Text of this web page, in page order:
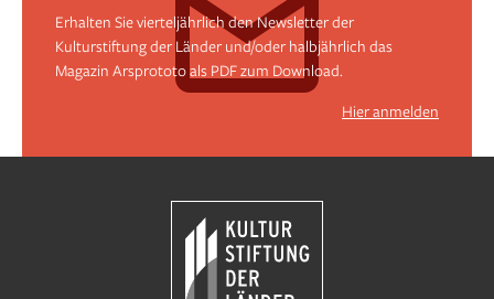
Erhalten Sie vierteljährlich den Newsletter der
Kulturstiftung der Länder und/oder halbjährlich das
Magazin Arsprototo als PDF zum Download.
Hier anmelden